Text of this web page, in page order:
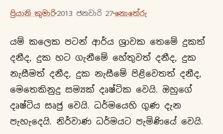
ප්‍රියානි කුමාරි 2013 ජනවාරි 27 නොතේරු
යම් කලෙක පටන් ආර්ය ශ්‍රාවක තෙමේ දුකත්
දනීද, දුක හට ගැනීමේ හේතුවත් දනීද, දුක
නැසීමත් දනීද, දුක නැසීමේ පිළිවෙතත් දනීද,
මෙතෙකිනුදු සම්‍යක් දෘෂ්ටික වෙයි. ඔහුගේ
දෘෂ්ටිය සෘජු වෙයි. ධර්මයෙහි ගුණ දැන
පැහැදෙයි. නිර්වාණ ධර්මයට පැමිණියේ වෙයි.